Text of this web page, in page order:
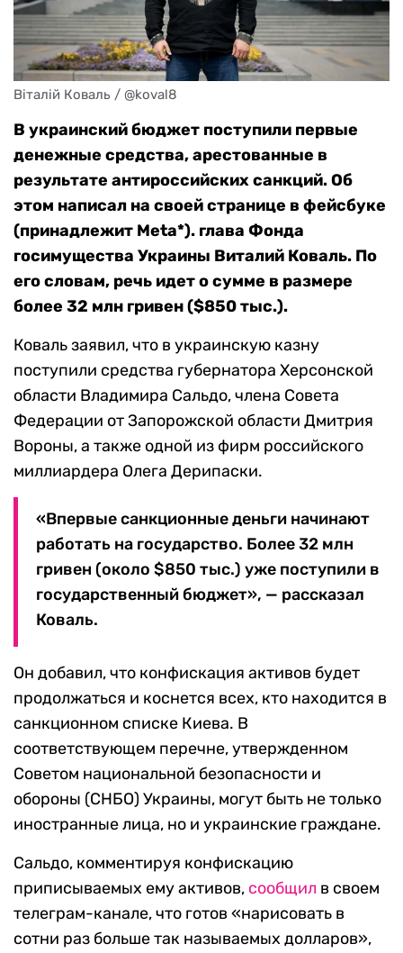
Віталій Коваль / @koval8
В украинский бюджет поступили первые
денежные средства, арестованные в
результате антироссийских санкций. Об
этом написал на своей странице в фейсбуке
(принадлежит Meta*). глава Фонда
госимущества Украины Виталий Коваль. По
его словам, речь идет о сумме в размере
более 32 млн гривен ($850 тыс.).
Коваль заявил, что в украинскую казну
поступили средства губернатора Херсонской
области Владимира Сальдо, члена Совета
Федерации от Запорожской области Дмитрия
Вороны, а также одной из фирм российского
миллиардера Олега Дерипаски.
«Впервые санкционные деньги начинают
работать на государство. Более 32 млн
гривен (около $850 тыс.) уже поступили в
государственный бюджет», — рассказал
Коваль.
Он добавил, что конфискация активов будет
продолжаться и коснется всех, кто находится в
санкционном списке Киева. В
соответствующем перечне, утвержденном
Советом национальной безопасности и
обороны (СНБО) Украины, могут быть не только
иностранные лица, но и украинские граждане.
Сальдо, комментируя конфискацию
приписываемых ему активов, сообщил в своем
телеграм-канале, что готов «нарисовать в
сотни раз больше так называемых долларов»,